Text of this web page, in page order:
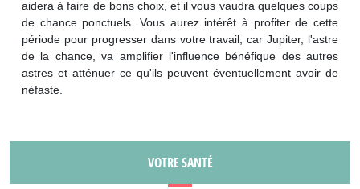
aidera à faire de bons choix, et il vous vaudra quelques coups
de chance ponctuels. Vous aurez intérêt à profiter de cette
période pour progresser dans votre travail, car Jupiter, l'astre
de la chance, va amplifier l'influence bénéfique des autres
astres et atténuer ce qu'ils peuvent éventuellement avoir de
néfaste.
VOTRE SANTÉ